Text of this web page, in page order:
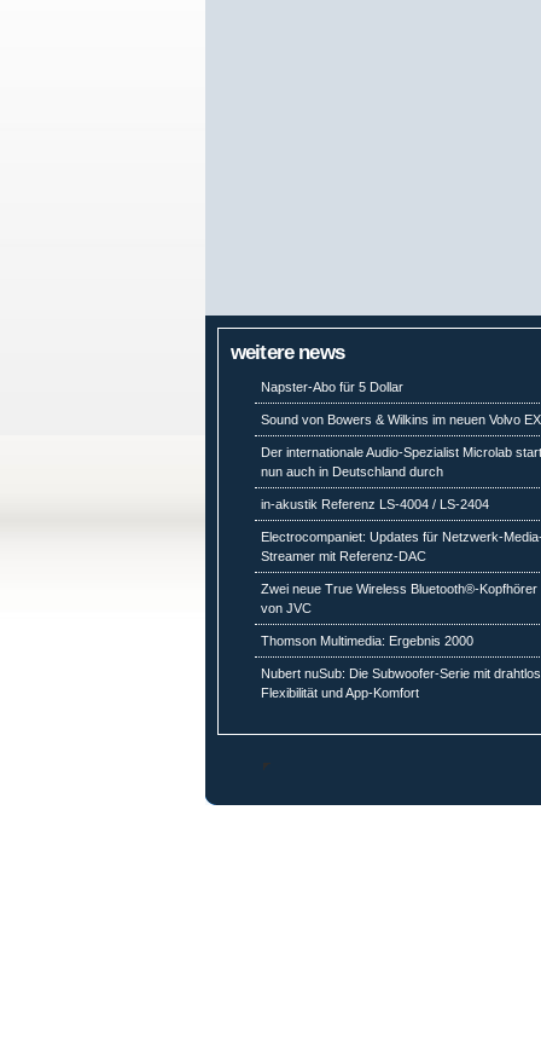
weitere news
Napster-Abo für 5 Dollar
Sound von Bowers & Wilkins im neuen Volvo
Der internationale Audio-Spezialist Microlab
nun auch in Deutschland durch
in-akustik Referenz LS-4004 / LS-2404
Electrocompaniet: Updates für Netzwerk-
Streamer mit Referenz-DAC
Zwei neue True Wireless Bluetooth®-Kopfhörer
von JVC
Thomson Multimedia: Ergebnis 2000
Nubert nuSub: Die Subwoofer-Serie mit
Flexibilität und App-Komfort